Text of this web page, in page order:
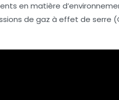
en matière
de gaz à effet de serre